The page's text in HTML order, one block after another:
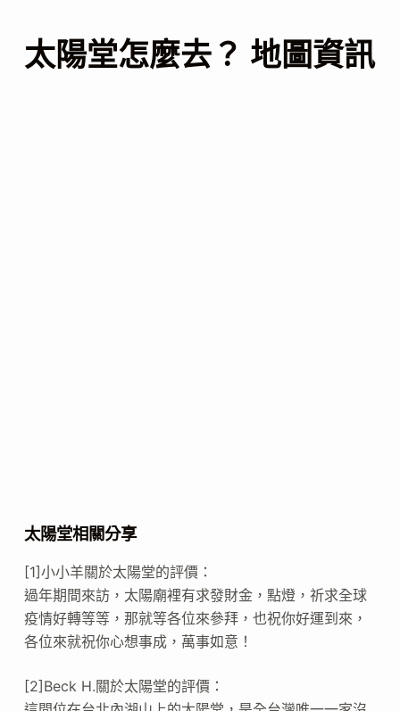
太陽堂怎麼去？ 地圖資訊
太陽堂相關分享
[1]小小羊關於太陽堂的評價：
過年期間來訪，太陽廟裡有求發財金，點燈，祈求全球
疫情好轉等等，那就等各位來參拜，也祝你好運到來，
各位來就祝你心想事成，萬事如意！
[2]Beck H.關於太陽堂的評價：